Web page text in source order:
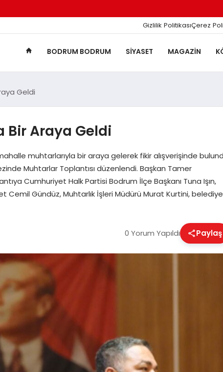
Gizlilik PolitikasıÇerez
BODRUM BODRUM SIYASET MAGAZIN
Geldi
Araya Geldi
muhtarlarıyla bir araya gelerek fikir alışverişinde
Muhtarlar Toplantısı düzenlendi. Başkan Tamer
Cumhuriyet Halk Partisi Bodrum İlçe Başkanı Tuna Işın,
Cemil Gündüz, Muhtarlık İşleri Müdürü Murat Kurtini, belediye
0 Yorum Yapıldı Paylaş